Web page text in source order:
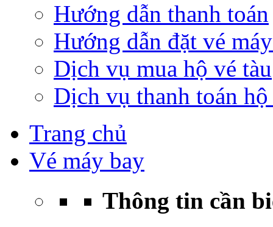
Hướng dẫn thanh toán
Hướng dẫn đặt vé
Dịch vụ mua hộ vé tàu
Dịch vụ thanh toán hộ
Trang chủ
Vé máy bay
Thông tin cần